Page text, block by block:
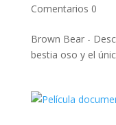
Comentarios 0
Brown Bear -
bestia oso y el